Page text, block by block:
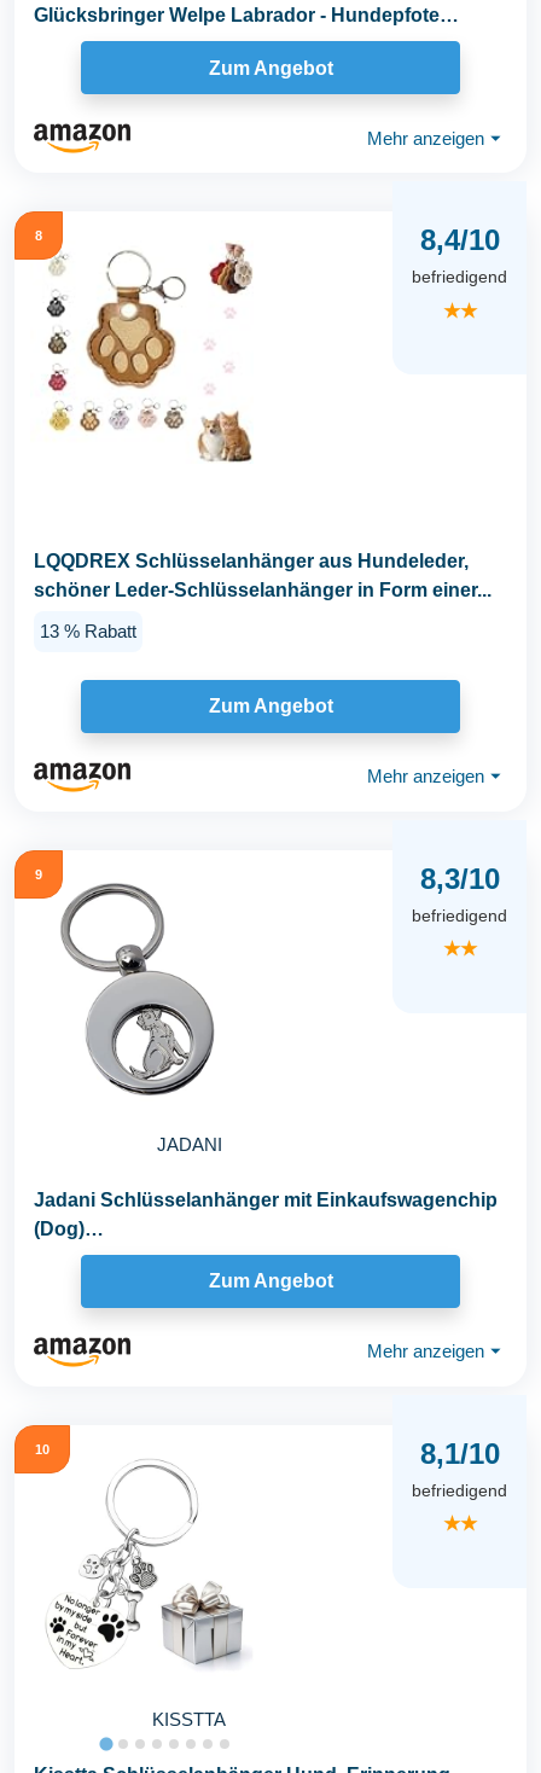
Glücksbringer Welpe Labrador - Hundepfote
Anhänger...
Zum Angebot
Mehr anzeigen ⏷
8 8,4/10
befriedigend
★★
LQQDREX Schlüsselanhänger aus Hundeleder,
schöner Leder-Schlüsselanhänger in Form einer...
13 % Rabatt
Zum Angebot
Mehr anzeigen ⏷
9
JADANI
8,3/10
befriedigend
★★
Jadani Schlüsselanhänger mit Einkaufswagenchip
(Dog)…
Zum Angebot
Mehr anzeigen ⏷
10
KISSTTA
8,1/10
befriedigend
★★